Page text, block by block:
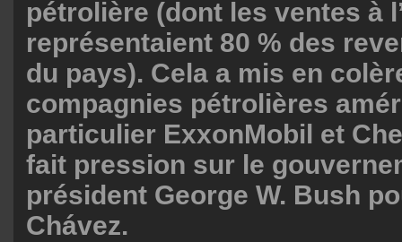
pétrolière (dont les ventes à
représentaient 80 % des
du pays). Cela a mis en
compagnies pétrolières
particulier ExxonMobil et
fait pression sur le
président George W. Bush
Chávez.